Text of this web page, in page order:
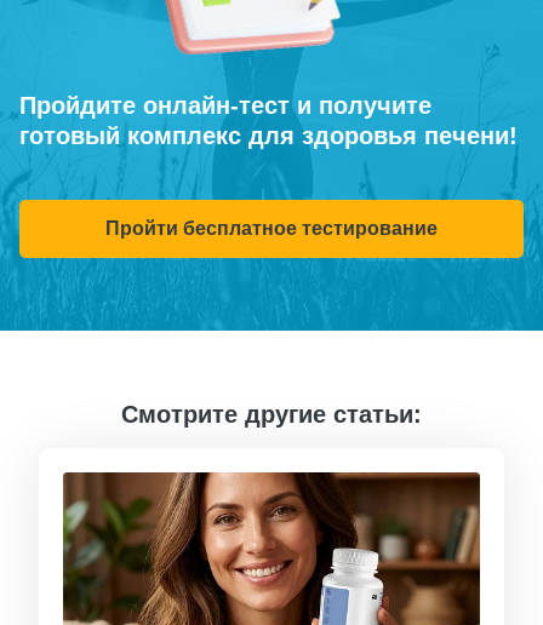
Пройдите онлайн-тест и получите
готовый комплекс для здоровья печени!
Пройти бесплатное тестирование
Смотрите другие статьи: